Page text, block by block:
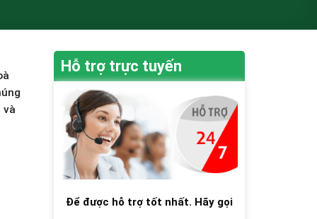
và
Hỗ trợ trực tuyến
Để được hỗ trợ tốt nhất. Hãy gọi